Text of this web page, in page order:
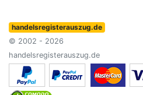
handelsregisterauszug.de
© 2002 - 2026
handelsregisterauszug.de